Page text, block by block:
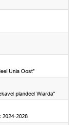
Unia Oost"
plandeel Wiarda"
2024-2028